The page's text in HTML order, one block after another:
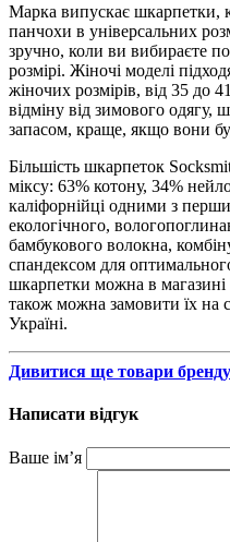
Марка випускає шкарпетки,
панчохи в універсальних
зручно, коли ви вибираєте
розмірі. Жіночі моделі
жіночих розмірів, від 35 до
відміну від зимового одягу,
запасом, краще, якщо вони
Більшість шкарпеток
міксу: 63% котону, 34%
каліфорнійці одними з
екологічного,
бамбукового волокна,
спандексом для
шкарпетки можна в магазині
також можна замовити їх на
Україні.
Дивитися ще товари
Написати відгук
Ваше ім’я